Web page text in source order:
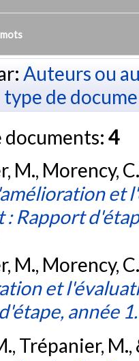
Auteurs ou
type de
documents: 4
M., Morency,
et
: Rapport
M., Morency,
et
année
Trépanier,